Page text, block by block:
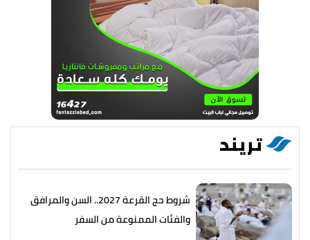
تريند
شروط حج القرعة 2027.. السن والمرافق
والفئات الممنوعة من السفر